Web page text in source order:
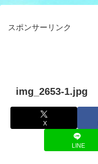
スポンサーリンク
img_2653-1.jpg
X
LINE